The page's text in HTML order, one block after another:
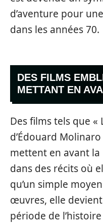
d’aventure pour
dans les années 70.
DES FILMS
METTANT EN
Des films tels que «
d’Édouard
mettent en avant la
dans des récits où
qu’un simple
œuvres, elle
période de